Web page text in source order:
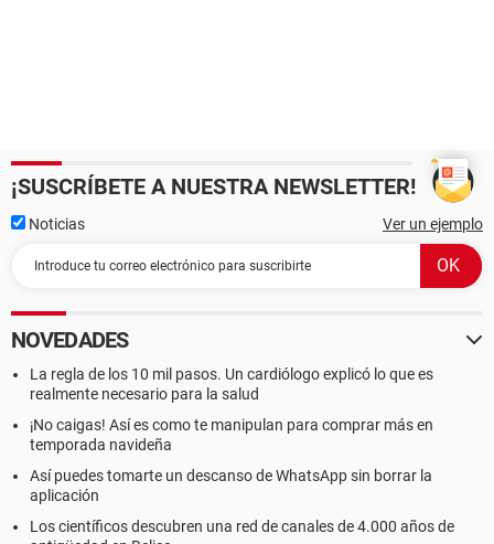
¡SUSCRÍBETE A NUESTRA NEWSLETTER!
Noticias Ver un ejemplo
NOVEDADES
La regla de los 10 mil pasos. Un cardiólogo explicó lo que es
realmente necesario para la salud
¡No caigas! Así es como te manipulan para comprar más en
temporada navideña
Así puedes tomarte un descanso de WhatsApp sin borrar la
aplicación
Los científicos descubren una red de canales de 4.000 años de